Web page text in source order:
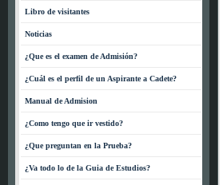
Libro de visitantes
Noticias
¿Que es el examen de Admisión?
¿Cuál es el perfil de un Aspirante a Cadete?
Manual de Admision
¿Como tengo que ir vestido?
¿Que preguntan en la Prueba?
¿Va todo lo de la Guia de Estudios?